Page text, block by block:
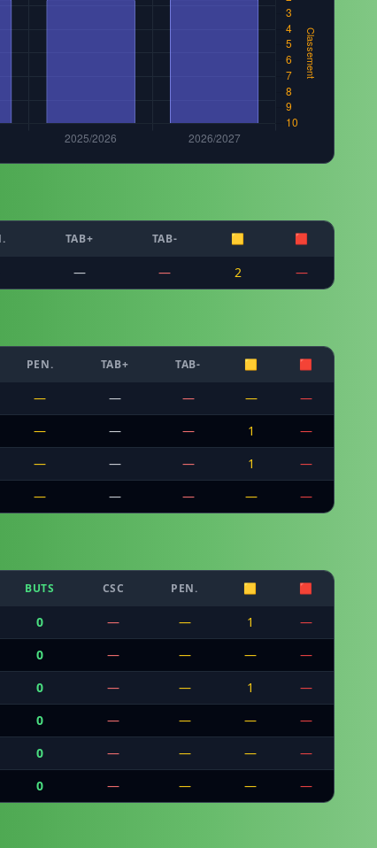
TAB+ TAB- 🟨 🟥
— — 2 —
PEN. TAB+ TAB- 🟨 🟥
— — — —
—
— — — 1
—
— — — 1
—
— — — — —
BUTS CSC PEN. 🟨 🟥
0 — — 1
—
0 — — —
—
0 — — 1
—
0 — — —
—
0 — — —
—
0 — — — —